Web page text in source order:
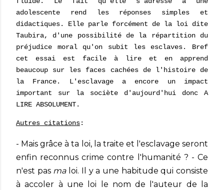
adolescente rend les réponses simples et
didactiques. Elle parle forcément de la loi dite
Taubira, d'une possibilité de la répartition du
préjudice moral qu'on subit les esclaves. Bref
cet essai est facile à lire et en apprend
beaucoup sur les faces cachées de l'histoire de
la France. L'esclavage a encore un impact
important sur la sociète d'aujourd'hui donc A
LIRE ABSOLUMENT.
Autres citations:
- Mais grâce à ta loi, la traite et l'esclavage seront
enfin reconnus crime contre l'humanité ? - Ce
n'est pas maloi. Il y a une habitude qui consiste
à accoler à une loi le nom de l'auteur de la